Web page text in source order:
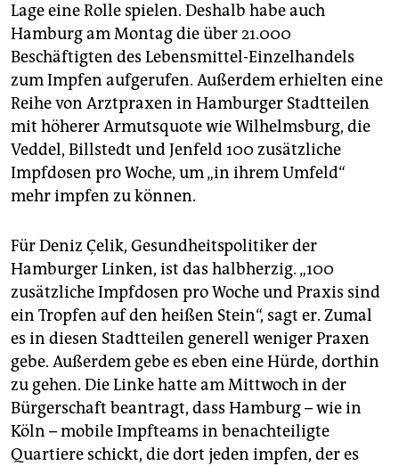
Lage eine Rolle spielen. Deshalb habe auch
Hamburg am Montag die über 21.000
Beschäftigten des Lebensmittel-Einzelhandels
zum Impfen aufgerufen. Außerdem erhielten eine
Reihe von Arztpraxen in Hamburger Stadtteilen
mit höherer Armutsquote wie Wilhelmsburg, die
Veddel, Billstedt und Jenfeld 100 zusätzliche
Impfdosen pro Woche, um „in ihrem Umfeld“
mehr impfen zu können.
Für Deniz Çelik, Gesundheitspolitiker der
Hamburger Linken, ist das halbherzig. „100
zusätzliche Impfdosen pro Woche und Praxis sind
ein Tropfen auf den heißen Stein“, sagt er. Zumal
es in diesen Stadtteilen generell weniger Praxen
gebe. Außerdem gebe es eben eine Hürde, dorthin
zu gehen. Die Linke hatte am Mittwoch in der
Bürgerschaft beantragt, dass Hamburg – wie in
Köln – mobile Impfteams in benachteiligte
Quartiere schickt, die dort jeden impfen, der es